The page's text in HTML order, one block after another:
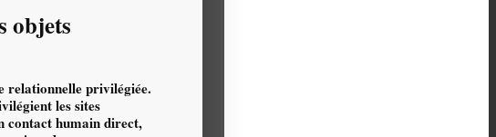
objets
relationnelle privilégiée.
les sites
contact humain direct,